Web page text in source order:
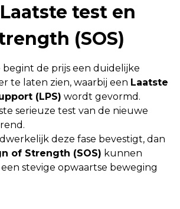
Laatste test en
(SOS)
begint de prijs een duidelijke
te laten zien, waarbij een Laatste
(LPS) wordt gevormd.
serieuze test van de nieuwe
deze fase bevestigt, dan
of Strength (SOS) kunnen
stevige opwaartse beweging